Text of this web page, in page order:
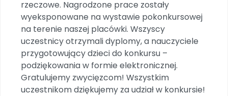
rzeczowe. Nagrodzone prace zostały
wyeksponowane na wystawie pokonkursowej
na terenie naszej placówki. Wszyscy
uczestnicy otrzymali dyplomy, a nauczyciele
przygotowujący dzieci do konkursu –
podziękowania w formie elektronicznej.
Gratulujemy zwycięzcom! Wszystkim
uczestnikom dziękujemy za udział w konkursie!